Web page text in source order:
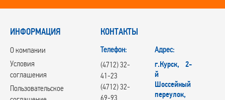
ИНФОРМАЦИЯ
О компании
Условия
соглашения
Пользовательское
КОНТАКТЫ
Телефон:
(4712) 32-
41-23
(4712) 32-
69-93
Адрес:
г.Курск, 2-
й
Шоссейный
переулок,